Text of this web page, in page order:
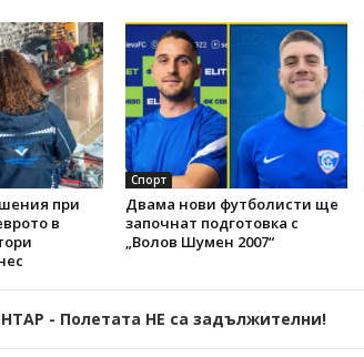
при
в
Спорт
Двама нови футболисти ще
започнат подготовка с
„Волов Шумен 2007“
- Полетата НЕ са задължителни!